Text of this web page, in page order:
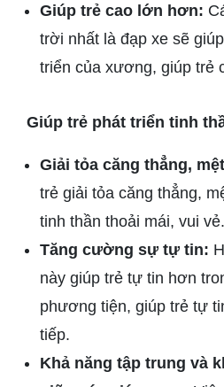
Giúp trẻ cao lớn hơn:
trời nhất là đạp xe sẽ
triển của xương, giúp trẻ
Giúp trẻ phát triển tinh
Giải tỏa căng thẳng,
trẻ giải tỏa căng thẳng,
tinh thần thoải mái, vui vẻ.
Tăng cường sự tự tin:
này giúp trẻ tự tin hơn
phương tiện, giúp trẻ tự
tiếp.
Khả năng tập trung và